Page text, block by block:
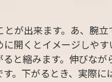
が出来ます。あ、腕立
開くとイメージしやす
と縮みます。伸びなが
。下がるとき、実際に